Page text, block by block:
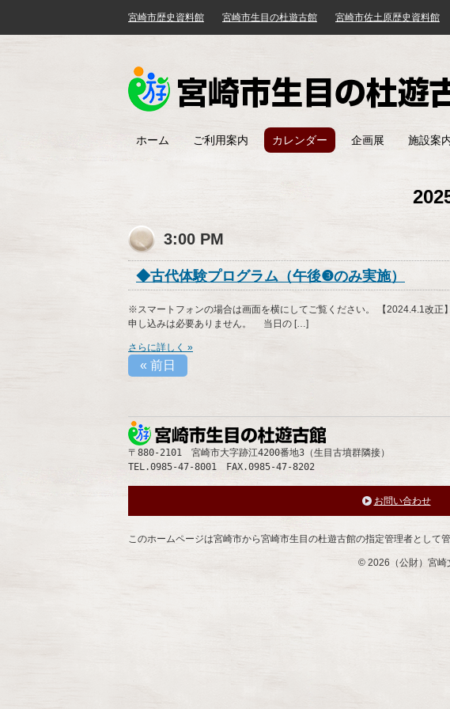
ホーム ご利用案内 カレンダー 企画展 施設案
宮崎市歴史資料館 宮崎市生目の杜遊古館 宮崎市佐土原歴史資料館
3:00 PM
◆古代体験プログラム（午後❸のみ実施）
※スマートフォンの場合は画面を横にしてご覧ください。 【2024.4.1改正
申し込みは必要ありません。 当日の […]
さらに詳しく »
« 前日
〒880-2101 宮崎市大字跡江4200番地3（生目古墳群隣接）
TEL.0985-47-8001 FAX.0985-47-8202
お問い合わせ
このホームページは宮崎市から宮崎市生目の杜遊古館の指定管理者として
© 2026（公財）宮崎